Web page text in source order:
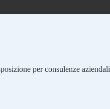
per consulenze aziendali